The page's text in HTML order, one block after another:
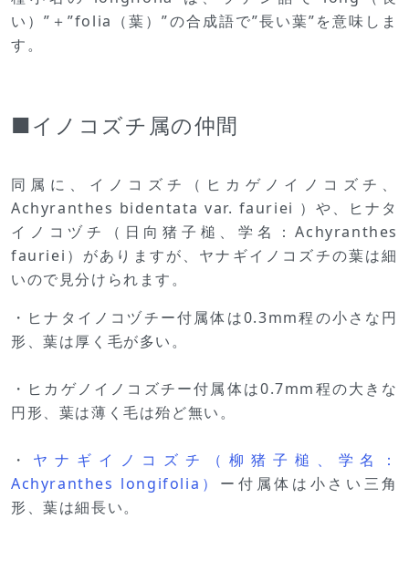
い）”＋”folia（葉）”の合成語で”長い葉”を意味しま
す。
■イノコズチ属の仲間
同属に、イノコズチ（ヒカゲノイノコズチ、
Achyranthes bidentata var. fauriei ）や、ヒナタ
イノコヅチ（日向猪子槌、学名：Achyranthes
fauriei）がありますが、ヤナギイノコズチの葉は細
いので見分けられます。
・ヒナタイノコヅチー付属体は0.3mm程の小さな円
形、葉は厚く毛が多い。
・ヒカゲノイノコズチー付属体は0.7mm程の大きな
円形、葉は薄く毛は殆ど無い。
・ ヤナギイノコズチ（柳猪子槌、学名：
Achyranthes longifolia） ー付属体は小さい三角
形、葉は細長い。